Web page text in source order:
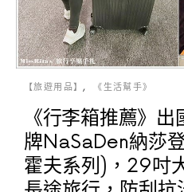
【旅遊用品】 《生活幫手》
《行李箱推薦》
牌NaSaDen納莎
霍夫系列)，29吋